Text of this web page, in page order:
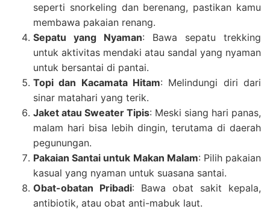
seperti snorkeling dan berenang, pastikan kamu
membawa pakaian renang.
Sepatu yang Nyaman: Bawa sepatu trekking
untuk aktivitas mendaki atau sandal yang nyaman
untuk bersantai di pantai.
Topi dan Kacamata Hitam: Melindungi diri dari
sinar matahari yang terik.
Jaket atau Sweater Tipis: Meski siang hari panas,
malam hari bisa lebih dingin, terutama di daerah
pegunungan.
Pakaian Santai untuk Makan Malam: Pilih pakaian
kasual yang nyaman untuk suasana santai.
Obat-obatan Pribadi: Bawa obat sakit kepala,
antibiotik, atau obat anti-mabuk laut.